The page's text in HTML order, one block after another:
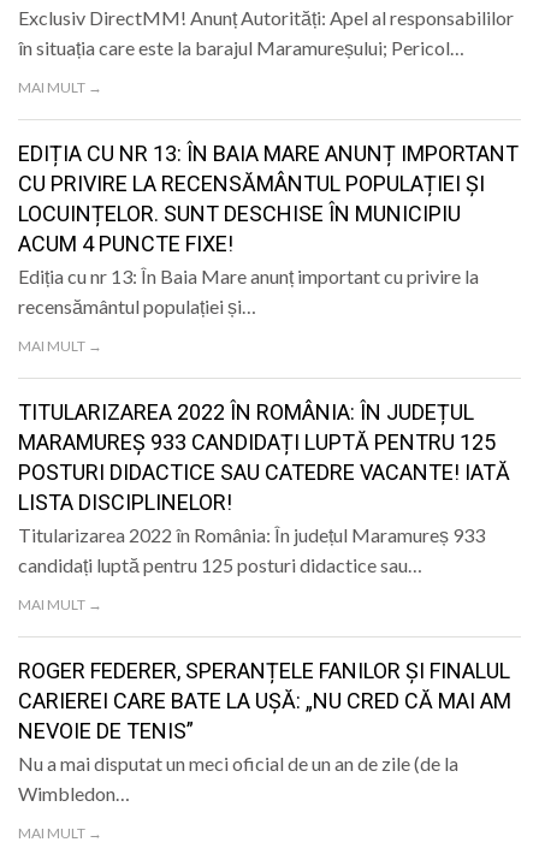
Exclusiv DirectMM! Anunț Autorități: Apel al responsabililor
în situația care este la barajul Maramureșului; Pericol…
MAI MULT →
EDIȚIA CU NR 13: ÎN BAIA MARE ANUNȚ IMPORTANT
CU PRIVIRE LA RECENSĂMÂNTUL POPULAȚIEI ȘI
LOCUINȚELOR. SUNT DESCHISE ÎN MUNICIPIU
ACUM 4 PUNCTE FIXE!
Ediția cu nr 13: În Baia Mare anunț important cu privire la
recensământul populației și…
MAI MULT →
TITULARIZAREA 2022 ÎN ROMÂNIA: ÎN JUDEȚUL
MARAMUREȘ 933 CANDIDAȚI LUPTĂ PENTRU 125
POSTURI DIDACTICE SAU CATEDRE VACANTE! IATĂ
LISTA DISCIPLINELOR!
Titularizarea 2022 în România: În județul Maramureș 933
candidați luptă pentru 125 posturi didactice sau…
MAI MULT →
ROGER FEDERER, SPERANȚELE FANILOR ȘI FINALUL
CARIEREI CARE BATE LA UȘĂ: „NU CRED CĂ MAI AM
NEVOIE DE TENIS”
Nu a mai disputat un meci oficial de un an de zile (de la
Wimbledon…
MAI MULT →